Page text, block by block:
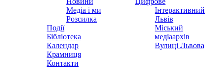
Медіа і ми
Розсилка
Події
Бібліотека
Календар
Крамниця
Контакти
Інтерактивний
Львів
Міський
медіаархів
Вулиці Львова